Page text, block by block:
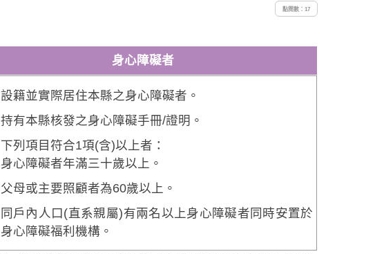
點閱數：17
身心障礙者
設籍並實際居住本縣之身心障礙者。
持有本縣核發之身心障礙手冊/證明。
下列項目符合1項(含)以上者：
身心障礙者年滿三十歲以上。
父母或主要照顧者為60歲以上。
同戶內人口(直系親屬)有兩名以上身心障礙者同時安置於
身心障礙福利機構。